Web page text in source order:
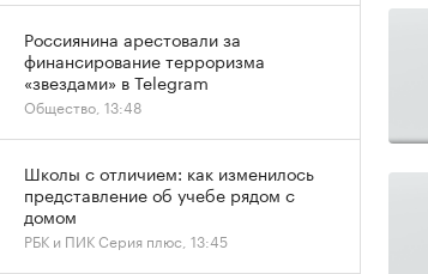
Россиянина арестовали за
финансирование терроризма
«звездами» в Telegram
Общество, 13:48
Школы с отличием: как изменилось
представление об учебе рядом с
домом
РБК и ПИК Серия плюс, 13:45